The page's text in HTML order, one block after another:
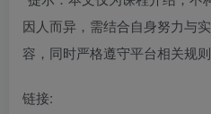
因人而异，需结合自身努力与
容，同时严格遵守平台相关规
链接: